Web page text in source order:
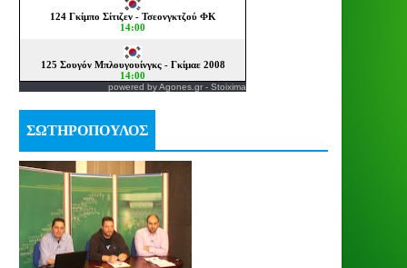
powered byAgones.gr - Stoixima
ΣΩΤΗΡΟΠΟΥΛΟΣ